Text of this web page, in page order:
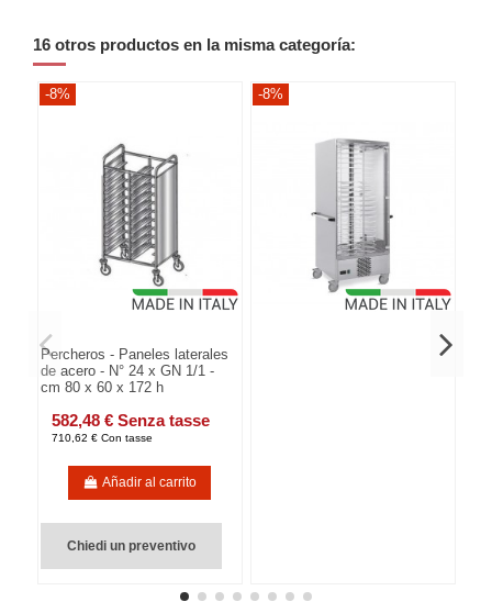
16 otros productos en la misma categoría:
-8%
Percheros - Paneles laterales
de acero - N° 24 x GN 1/1 -
cm 80 x 60 x 172 h
582,48 € Senza tasse
710,62 € Con tasse
Añadir al carrito
Chiedi un preventivo
-8%